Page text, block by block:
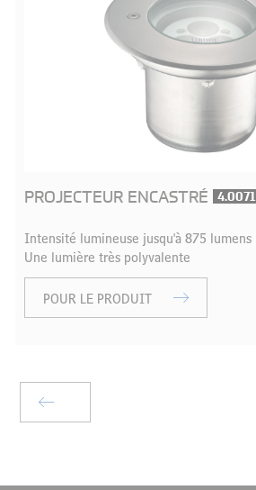
PROJECTEUR ENCASTRÉ 4.0071
Intensité lumineuse jusqu'à 875 lumens
Une lumière très polyvalente
POUR LE PRODUIT